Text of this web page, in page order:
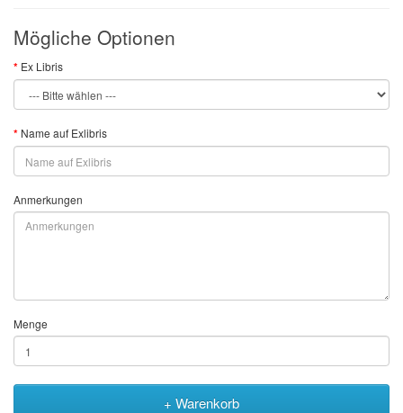
Mögliche Optionen
Ex Libris
Name auf Exlibris
Anmerkungen
Menge
+ Warenkorb